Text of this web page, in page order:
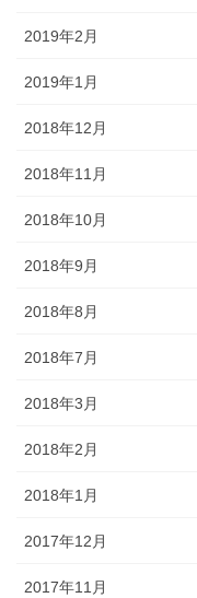
2019年2月
2019年1月
2018年12月
2018年11月
2018年10月
2018年9月
2018年8月
2018年7月
2018年3月
2018年2月
2018年1月
2017年12月
2017年11月